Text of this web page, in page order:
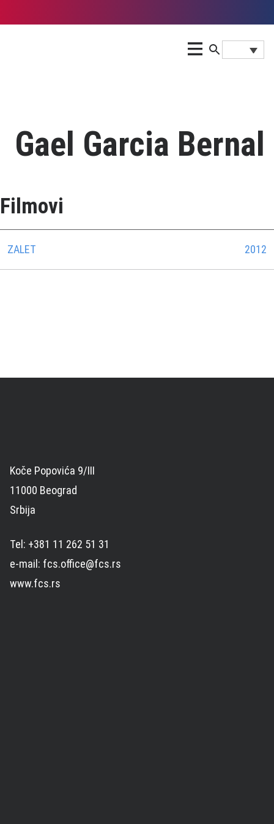
Gael Garcia Bernal
Filmovi
ZALET 2012
Koče Popovića 9/III
11000 Beograd
Srbija
Tel: +381 11 262 51 31
e-mail: fcs.office@fcs.rs
www.fcs.rs